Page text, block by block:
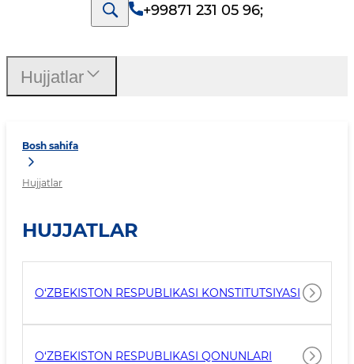
+99871 231 05 96;
Bosh sahifa
Hujjatlar
HUJJATLAR
O‘ZBEKISTON RESPUBLIKASI KONSTITUTSIYASI
O‘ZBEKISTON RESPUBLIKASI QONUNLARI
Hujjatlar